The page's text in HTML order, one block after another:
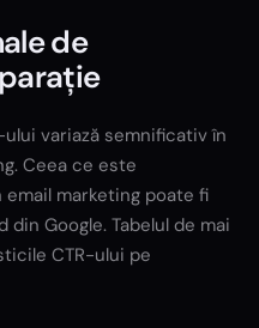
de
variază semnificativ în
Ceea ce este
marketing poate fi
Google. Tabelul de mai
CTR-ului pe